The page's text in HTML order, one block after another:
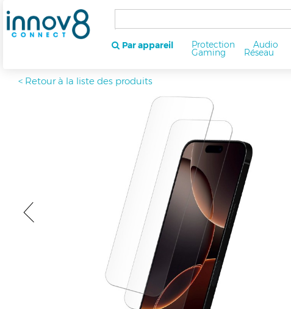
Par appareil Protection Audio
Gaming Réseau
< Retour à la liste des produits